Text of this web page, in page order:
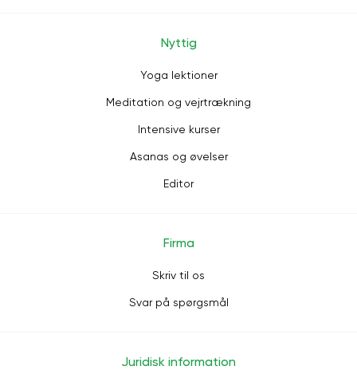
Nyttig
Yoga lektioner
Meditation og vejrtrækning
Intensive kurser
Asanas og øvelser
Editor
Firma
Skriv til os
Svar på spørgsmål
Juridisk information